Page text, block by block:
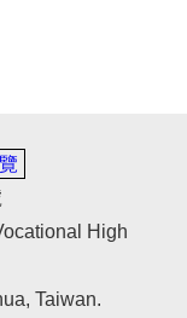
High
Taiwan.